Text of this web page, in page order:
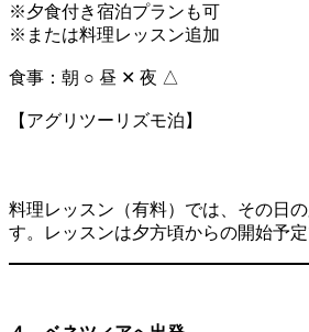
※夕食付き宿泊プランも可
※または料理レッスン追加
食事：朝 ○ 昼 ✕ 夜 △
【アグリツーリズモ泊】
料理レッスン（有料）では、その日
す。レッスンは夕方頃からの開始予定